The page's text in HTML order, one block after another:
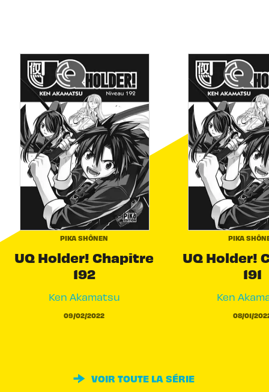
PIKA SHÔNEN
UQ Holder! Chapitre
192
Ken Akamatsu
09/02/2022
PIKA
UQ Holder!
191
Ken
08/01/
VOIR TOUTE LA SÉRIE